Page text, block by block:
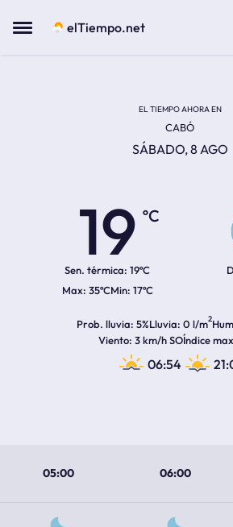
Menu elTiempo.net
EL TIEMPO AHORA EN
CABÓ
SÁBADO, 8 AGO
19
ºC
Sen. térmica: 19ºC
35ºC 17ºC
Prob. lluvia 5%Lluvia 0 l/m2
Viento 3 km/h SOÍndice
06:54
05:00 06:00